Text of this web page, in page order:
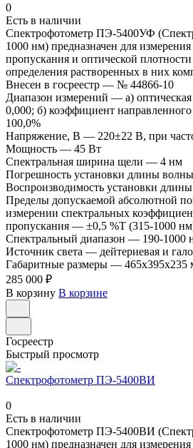
0
Есть в наличии
Спектрофотометр ПЭ-5400УФ
1000 нм) предназначен для
пропускания и оптической
определения растворенных в них
Внесен в госреестр — № 44866-10
Диапазон измерений — а)
0,000; б) коэффициент
100,0%
Напряжение, В — 220±22 В, при
Мощность — 45 Вт
Спектральная ширина щели — 4 нм
Погрешность установки длины волны
Воспроизводимость установки
Пределы допускаемой абсолютной
измерении спектральных
пропускания — ±0,5 %Т (315-1000
Спектральный диапазон — 190-1000
Источник света — дейтериевая и
Габаритные размеры — 465х395х235
285 000 ₽
В корзину В корзине
Госреестр
Быстрый просмотр
Спектрофотометр ПЭ-5400ВИ
0
Есть в наличии
Спектрофотометр ПЭ-5400ВИ
1000 нм) предназначен для